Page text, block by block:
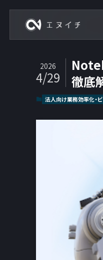
徹底
2026
4/29
法人向け業務効率化・